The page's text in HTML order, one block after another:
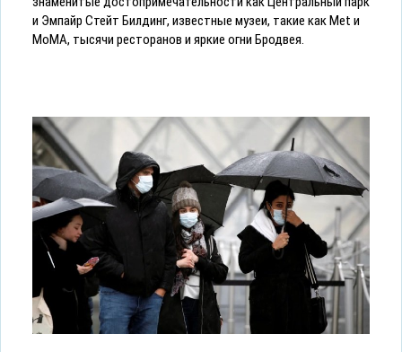
и Эмпайр Стейт Билдинг, известные музеи, такие как Met и
MoMA, тысячи ресторанов и яркие огни Бродвея.